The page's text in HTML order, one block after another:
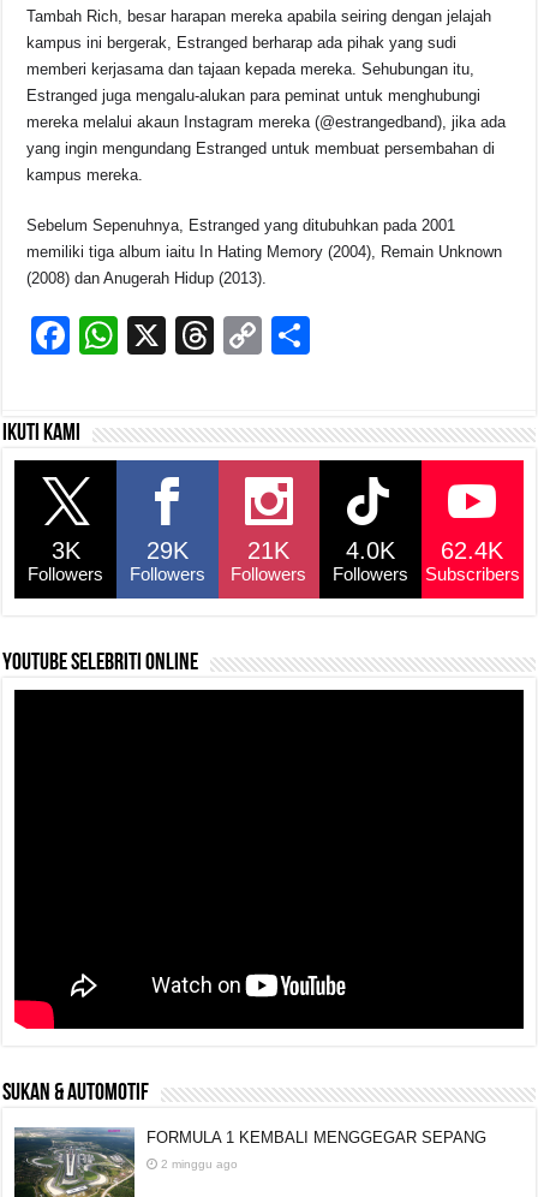
Tambah Rich, besar harapan mereka apabila seiring dengan jelajah
kampus ini bergerak, Estranged berharap ada pihak yang sudi
memberi kerjasama dan tajaan kepada mereka.Sehubungan itu,
Estranged juga mengalu-alukan para peminat untuk menghubungi
mereka melalui akaun Instagram mereka (@estrangedband), jika ada
yang ingin mengundang Estranged untuk membuat persembahan di
kampus mereka.
Sebelum Sepenuhnya, Estranged yang ditubuhkan pada 2001
memiliki tiga album iaitu In Hating Memory (2004), Remain Unknown
(2008) dan Anugerah Hidup (2013).
F
c
e
b
o
o
k
W
s
p
X
T
a
C
y
Li
n
k
e
Ikuti kami
3K
Followers
29K
Followers
21K
Followers
4.0K
Followers
62.4K
Subscribers
YouTube selebriti online
SUKAN & AUTOMOTIF
FORMULA 1 KEMBALI MENGGEGAR SEPANG
2 minggu ago